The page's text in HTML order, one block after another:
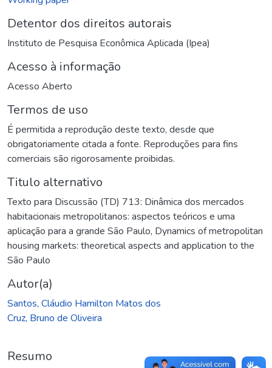
Detentor dos direitos autorais
Instituto de Pesquisa Econômica Aplicada (Ipea)
Acesso à informação
Acesso Aberto
Termos de uso
É permitida a reprodução deste texto, desde que
obrigatoriamente citada a fonte. Reproduções para fins
comerciais são rigorosamente proibidas.
Titulo alternativo
Texto para Discussão (TD) 713: Dinâmica dos mercados
habitacionais metropolitanos: aspectos teóricos e uma
aplicação para a grande São Paulo, Dynamics of metropolitan
housing markets: theoretical aspects and application to the
São Paulo
Autor(a)
Santos, Cláudio Hamilton Matos dos
Cruz, Bruno de Oliveira
Resumo